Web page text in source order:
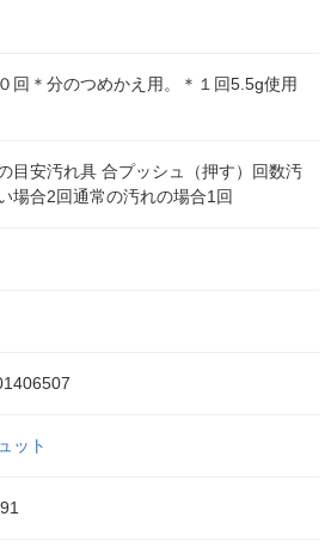
回＊分のつめかえ用。＊１回5.5g使用
目安汚れ具 合プッシュ（押す）回数汚
場合2回通常の汚れの場合1回
ット